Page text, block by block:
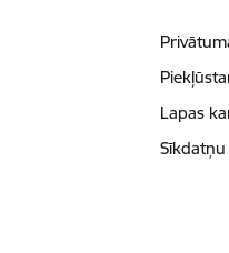
Lapas
Sīkdatņu